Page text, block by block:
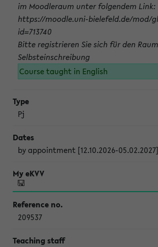
im Moodleraum unter folgendem Link:
https://moodle.uni-bielefeld.de/mod/
id=713740
Bitte registrieren Sie sich für den
Selbsteinschreibung
Course taught in English
Pj
by appointment [12.10.2026-05.02.2027]
209537